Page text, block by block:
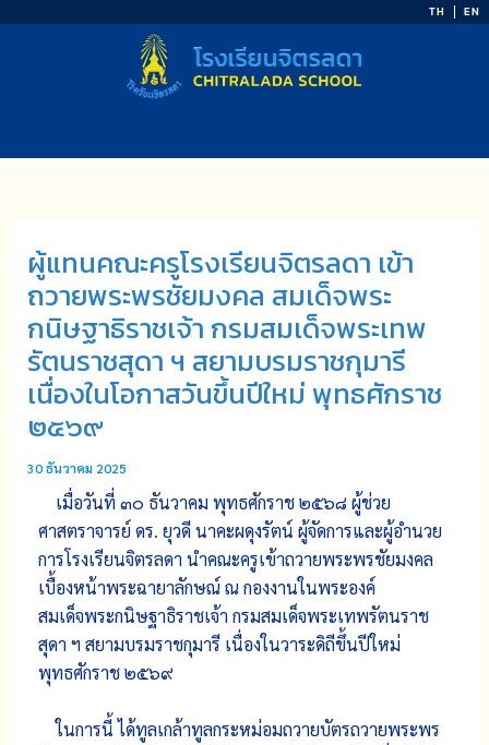
TH EN
ผู้แทนคณะครูโรงเรียนจิตรลดา เข้า
ถวายพระพรชัยมงคล สมเด็จพระ
กนิษฐาธิราชเจ้า กรมสมเด็จพระเทพ
รัตนราชสุดา ฯ สยามบรมราชกุมารี
เนื่องในโอกาสวันขึ้นปีใหม่ พุทธศักราช
๒๕๖๙
30 ธันวาคม 2025
เมื่อวันที่ ๓๐ ธันวาคม พุทธศักราช ๒๕๖๘ ผู้ช่วย
ศาสตราจารย์ ดร. ยุวดี นาคะผดุงรัตน์ ผู้จัดการและผู้อำนวย
การโรงเรียนจิตรลดา นำคณะครูเข้าถวายพระพรชัยมงคล
เบื้องหน้าพระฉายาลักษณ์ ณ กองงานในพระองค์
สมเด็จพระกนิษฐาธิราชเจ้า กรมสมเด็จพระเทพรัตนราช
สุดา ฯ สยามบรมราชกุมารี เนื่องในวาระดิถีขึ้นปีใหม่
พุทธศักราช ๒๕๖๙
ในการนี้ ได้ทูลเกล้าทูลกระหม่อมถวายบัตรถวายพระพร